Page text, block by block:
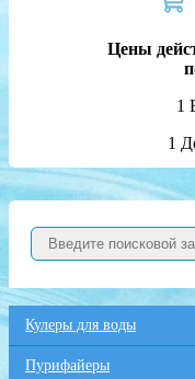
Цены
1
1
Кулеры для воды
Пурифайеры